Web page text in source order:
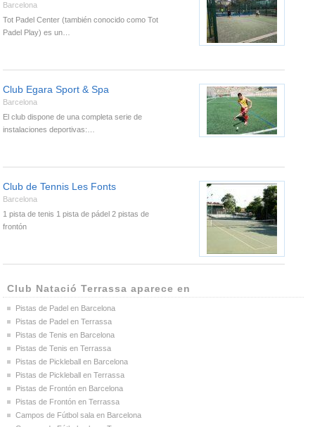
Barcelona
Tot Padel Center (también conocido como Tot
Padel Play) es un…
Club Egara Sport & Spa
Barcelona
El club dispone de una completa serie de
instalaciones deportivas:…
Club de Tennis Les Fonts
Barcelona
1 pista de tenis 1 pista de pádel 2 pistas de
frontón
Club Natació Terrassa aparece en
Pistas de Padel en Barcelona
Pistas de Padel en Terrassa
Pistas de Tenis en Barcelona
Pistas de Tenis en Terrassa
Pistas de Pickleball en Barcelona
Pistas de Pickleball en Terrassa
Pistas de Frontón en Barcelona
Pistas de Frontón en Terrassa
Campos de Fútbol sala en Barcelona